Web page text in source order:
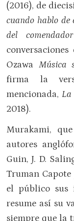
(2016), de
cuando hablo de
del comendador
Ozawa Música
firma la
mencionada,La
2018).
Murakami,
autores
Guin, J. D.
Truman
el público sus
resume así su
siempre que la